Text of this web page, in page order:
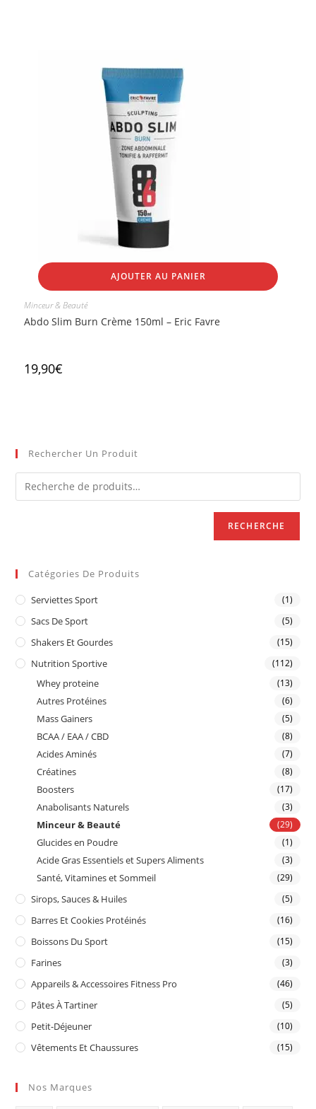
AJOUTER AU PANIER
Minceur & Beauté
Abdo Slim Burn Crème 150ml – Eric Favre
19,90€
Rechercher Un Produit
RECHERCHE
Catégories De Produits
Serviettes Sport (1)
Sacs De Sport (5)
Shakers Et Gourdes (15)
Nutrition Sportive (112)
Whey proteine (13)
Autres Protéines (6)
Mass Gainers (5)
BCAA / EAA / CBD (8)
Acides Aminés (7)
Créatines (8)
Boosters (17)
Anabolisants Naturels (3)
Minceur & Beauté (29)
Glucides en Poudre (1)
Acide Gras Essentiels et Supers Aliments (3)
Santé, Vitamines et Sommeil (29)
Sirops, Sauces & Huiles (5)
Barres Et Cookies Protéinés (16)
Boissons Du Sport (15)
Farines (3)
Appareils & Accessoires Fitness Pro (46)
Pâtes À Tartiner (5)
Petit-Déjeuner (10)
Vêtements Et Chaussures (15)
Nos Marques